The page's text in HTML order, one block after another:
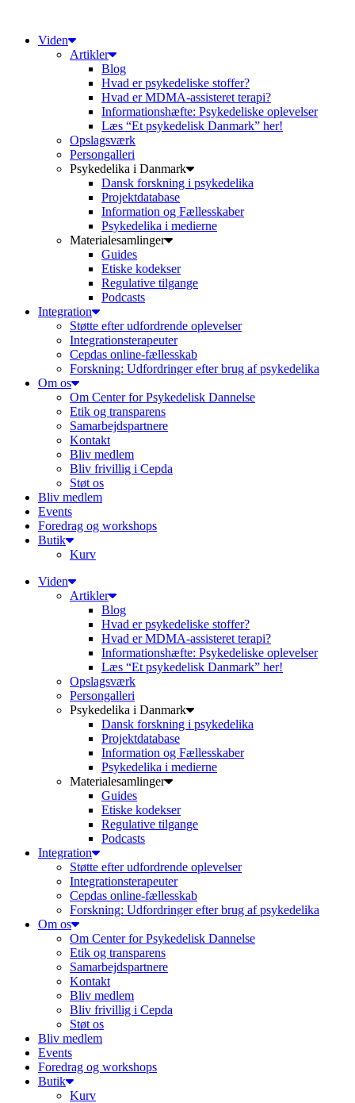
indholdViden
Artikler
Blog
Hvad er psykedeliske stoffer?
Hvad er MDMA-assisteret terapi?
Informationshæfte: Psykedeliske oplevelser
Læs “Et psykedelisk Danmark” her!
Opslagsværk
Persongalleri
Psykedelika i Danmark
Dansk forskning i psykedelika
Projektdatabase
Information og Fællesskaber
Psykedelika i medierne
Materialesamlinger
Guides
Etiske kodekser
Regulative tilgange
Podcasts
Integration
Støtte efter udfordrende oplevelser
Integrationsterapeuter
Cepdas online-fællesskab
Forskning: Udfordringer efter brug af psykedelika
Om os
Om Center for Psykedelisk Dannelse
Etik og transparens
Samarbejdspartnere
Kontakt
Bliv medlem
Bliv frivillig i Cepda
Støt os
Bliv medlem
Events
Foredrag og workshops
Butik
Kurv
Viden
Artikler
Blog
Hvad er psykedeliske stoffer?
Hvad er MDMA-assisteret terapi?
Informationshæfte: Psykedeliske oplevelser
Læs “Et psykedelisk Danmark” her!
Opslagsværk
Persongalleri
Psykedelika i Danmark
Dansk forskning i psykedelika
Projektdatabase
Information og Fællesskaber
Psykedelika i medierne
Materialesamlinger
Guides
Etiske kodekser
Regulative tilgange
Podcasts
Integration
Støtte efter udfordrende oplevelser
Integrationsterapeuter
Cepdas online-fællesskab
Forskning: Udfordringer efter brug af psykedelika
Om os
Om Center for Psykedelisk Dannelse
Etik og transparens
Samarbejdspartnere
Kontakt
Bliv medlem
Bliv frivillig i Cepda
Støt os
Bliv medlem
Events
Foredrag og workshops
Butik
Kurv